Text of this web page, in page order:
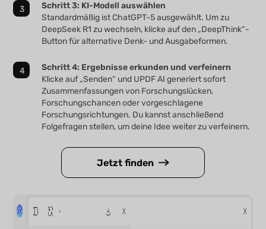
Schritt 3: KI-Modell auswählen
Standardmäßig ist ChatGPT-5 ausgewählt. Um zu
DeepSeek R1 zu wechseln, klicke auf den „DeepThink“-
Button für alternative Denk- und Ausgabeformen.
Schritt 4: Ergebnisse erkunden und verfeinern
Klicke auf „Senden“ und UPDF AI generiert sofort
Zusammenfassungen von Forschungslücken,
Forschungschancen oder vorgeschlagene
Forschungsrichtungen. Du kannst anschließend
Folgefragen stellen, um deine Idee weiter zu verfeinern.
Jetzt finden